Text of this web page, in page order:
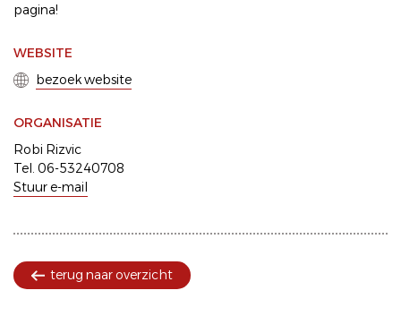
pagina!
WEBSITE
bezoek website
ORGANISATIE
Robi Rizvic
Tel. 06-53240708
Stuur e-mail
terug naar overzicht